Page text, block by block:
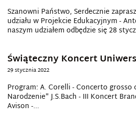
Szanowni Państwo, Serdecznie
udziału w Projekcie Edukacyjnym -
naszym udziałem odbędzie się 28
Świąteczny Koncert
29 stycznia 2022
Program: A. Corelli - Concerto grosso
Narodzenie" J.S.Bach - III Koncert
Avison -...